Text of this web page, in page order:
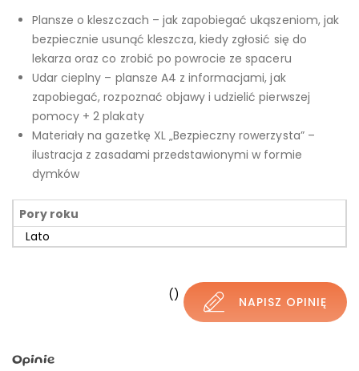
Plansze o kleszczach – jak zapobiegać ukąszeniom, jak
bezpiecznie usunąć kleszcza, kiedy zgłosić się do
lekarza oraz co zrobić po powrocie ze spaceru
Udar cieplny – plansze A4 z informacjami, jak
zapobiegać, rozpoznać objawy i udzielić pierwszej
pomocy + 2 plakaty
Materiały na gazetkę XL „Bezpieczny rowerzysta” –
ilustracja z zasadami przedstawionymi w formie
dymków
Pory roku
Lato
() NAPISZ OPINIĘ
Opinie